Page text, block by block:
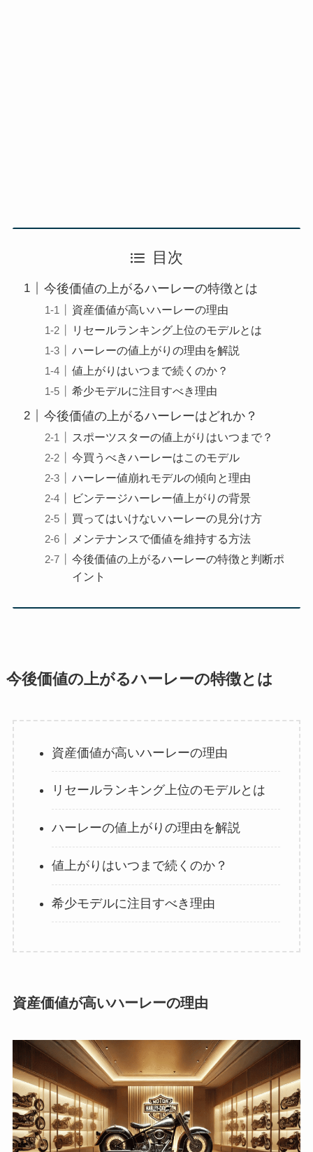
目次
今後価値の上がるハーレーの特徴とは
資産価値が高いハーレーの理由
リセールランキング上位のモデルとは
ハーレーの値上がりの理由を解説
値上がりはいつまで続くのか？
希少モデルに注目すべき理由
今後価値の上がるハーレーはどれか？
スポーツスターの値上がりはいつまで？
今買うべきハーレーはこのモデル
ハーレー値崩れモデルの傾向と理由
ビンテージハーレー値上がりの背景
買ってはいけないハーレーの見分け方
メンテナンスで価値を維持する方法
今後価値の上がるハーレーの特徴と判断ポ
イント
今後価値の上がるハーレーの特徴とは
資産価値が高いハーレーの理由
リセールランキング上位のモデルとは
ハーレーの値上がりの理由を解説
値上がりはいつまで続くのか？
希少モデルに注目すべき理由
資産価値が高いハーレーの理由